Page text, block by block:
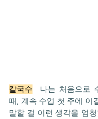
칼국수
나는 처음으로
때, 계속 수업 첫 주에 이
말할 걸 이런 생각을 엄